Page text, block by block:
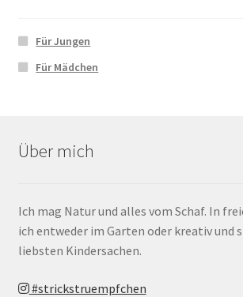
Für Jungen
Für Mädchen
Über mich
Ich mag Natur und alles vom Schaf. In
ich entweder im Garten oder kreativ und
liebsten Kindersachen.
#strickstruempfchen